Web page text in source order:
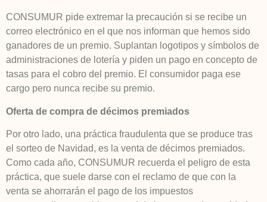
CONSUMUR pide extremar la precaución si se recibe un
correo electrónico en el que nos informan que hemos sido
ganadores de un premio. Suplantan logotipos y símbolos de
administraciones de lotería y piden un pago en concepto de
tasas para el cobro del premio. El consumidor paga ese
cargo pero nunca recibe su premio.
Oferta de compra de décimos premiados
Por otro lado, una práctica fraudulenta que se produce tras
el sorteo de Navidad, es la venta de décimos premiados.
Como cada año, CONSUMUR recuerda el peligro de esta
práctica, que suele darse con el reclamo de que con la
venta se ahorrarán el pago de los impuestos